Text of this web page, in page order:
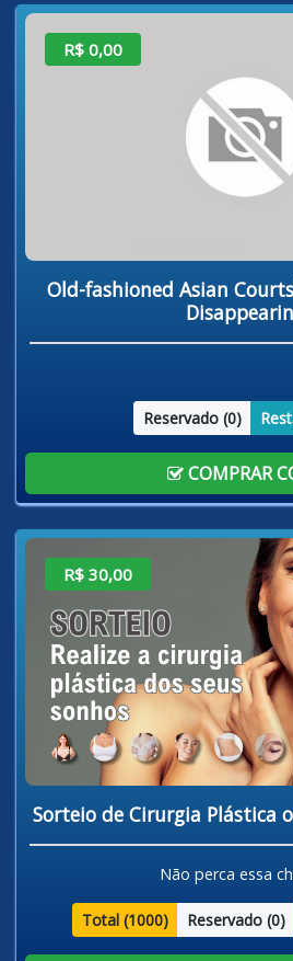
R$ 0,00
Old-fashioned Asian
Reservado (0)
COMPRAR
R$ 30,00
Sorteio de Cirurgia Plástica
Não perca essa
Total (1000) Reservado (0)